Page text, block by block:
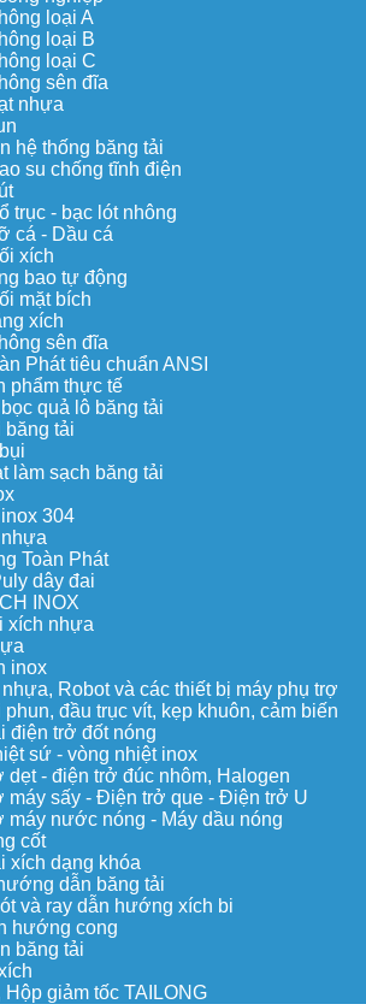
loại A
loại B
loại C
sên đĩa
nhựa
hệ thống băng tải
su chống tĩnh điện
trục - bạc lót nhông
cá - Dầu cá
xích
bao tự động
mặt bích
xích
sên đĩa
Phát tiêu chuẩn ANSI
phẩm thực tế
quả lô băng tải
băng tải
làm sạch băng tải
304
Toàn Phát
dây đai
INOX
xích nhựa
inox
nhựa, Robot và các thiết bị máy phụ trợ
đầu trục vít, kẹp khuôn, cảm biến
điện trở đốt nóng
sứ - vòng nhiệt inox
dẹt - điện trở đúc nhôm, Halogen
máy sấy - Điện trở que - Điện trở U
máy nước nóng - Máy dầu nóng
cốt
xích dạng khóa
dẫn băng tải
và ray dẫn hướng xích bi
hướng cong
băng tải
Hộp giảm tốc TAILONG